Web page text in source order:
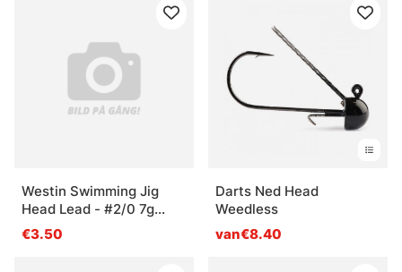
Westin Swimming Jig
Head Lead - #2/0 7g
Black Nickel (3-pack)
€3.50
Darts Ned Head
Weedless
van€8.40